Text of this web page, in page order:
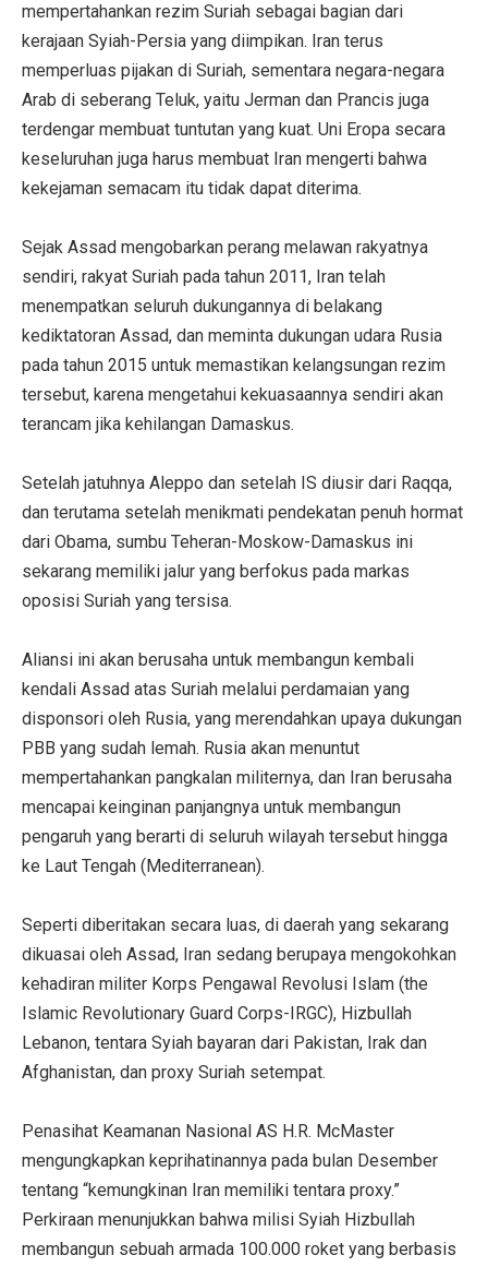
mempertahankan rezim Suriah sebagai bagian dari
kerajaan Syiah-Persia yang diimpikan. Iran terus
memperluas pijakan di Suriah, sementara negara-negara
Arab di seberang Teluk, yaitu Jerman dan Prancis juga
terdengar membuat tuntutan yang kuat. Uni Eropa secara
keseluruhan juga harus membuat Iran mengerti bahwa
kekejaman semacam itu tidak dapat diterima.
Sejak Assad mengobarkan perang melawan rakyatnya
sendiri, rakyat Suriah pada tahun 2011, Iran telah
menempatkan seluruh dukungannya di belakang
kediktatoran Assad, dan meminta dukungan udara Rusia
pada tahun 2015 untuk memastikan kelangsungan rezim
tersebut, karena mengetahui kekuasaannya sendiri akan
terancam jika kehilangan Damaskus.
Setelah jatuhnya Aleppo dan setelah IS diusir dari Raqqa,
dan terutama setelah menikmati pendekatan penuh hormat
dari Obama, sumbu Teheran-Moskow-Damaskus ini
sekarang memiliki jalur yang berfokus pada markas
oposisi Suriah yang tersisa.
Aliansi ini akan berusaha untuk membangun kembali
kendali Assad atas Suriah melalui perdamaian yang
disponsori oleh Rusia, yang merendahkan upaya dukungan
PBB yang sudah lemah. Rusia akan menuntut
mempertahankan pangkalan militernya, dan Iran berusaha
mencapai keinginan panjangnya untuk membangun
pengaruh yang berarti di seluruh wilayah tersebut hingga
ke Laut Tengah (Mediterranean).
Seperti diberitakan secara luas, di daerah yang sekarang
dikuasai oleh Assad, Iran sedang berupaya mengokohkan
kehadiran militer Korps Pengawal Revolusi Islam (the
Islamic Revolutionary Guard Corps-IRGC), Hizbullah
Lebanon, tentara Syiah bayaran dari Pakistan, Irak dan
Afghanistan, dan proxy Suriah setempat.
Penasihat Keamanan Nasional AS H.R. McMaster
mengungkapkan keprihatinannya pada bulan Desember
tentang “kemungkinan Iran memiliki tentara proxy.”
Perkiraan menunjukkan bahwa milisi Syiah Hizbullah
membangun sebuah armada 100.000 roket yang berbasis